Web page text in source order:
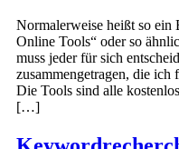
Normalerweise heißt so ein
Online Tools“ oder so
muss jeder für sich
zusammengetragen, die ich
Die Tools sind alle
[…]